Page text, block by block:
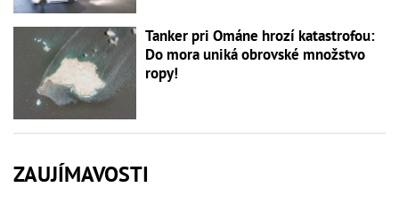
Tanker pri Ománe hrozí katastrofou:
Do mora uniká obrovské množstvo
ropy!
ZAUJÍMAVOSTI